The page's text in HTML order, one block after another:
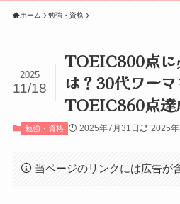
ホーム 勉強・資格
TOEIC800点に
は？30代ワー
TOEIC860点達
2025
11/18
勉強・資格 2025年7月31日 2025
当ページのリンクには広告が